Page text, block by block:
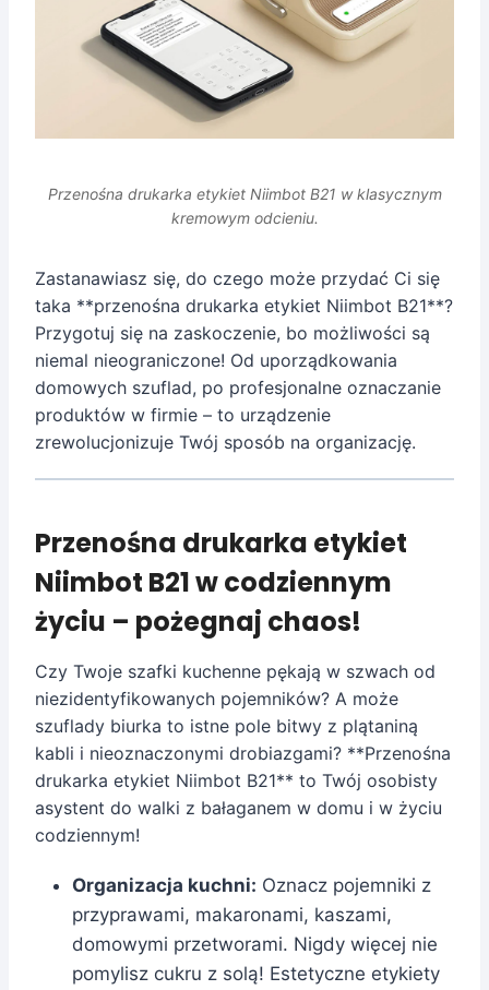
Przenośna drukarka etykiet Niimbot B21 w klasycznym
kremowym odcieniu.
Zastanawiasz się, do czego może przydać Ci się
taka **przenośna drukarka etykiet Niimbot B21**?
Przygotuj się na zaskoczenie, bo możliwości są
niemal nieograniczone! Od uporządkowania
domowych szuflad, po profesjonalne oznaczanie
produktów w firmie – to urządzenie
zrewolucjonizuje Twój sposób na organizację.
Przenośna drukarka etykiet
Niimbot B21 w codziennym
życiu – pożegnaj chaos!
Czy Twoje szafki kuchenne pękają w szwach od
niezidentyfikowanych pojemników? A może
szuflady biurka to istne pole bitwy z plątaniną
kabli i nieoznaczonymi drobiazgami? **Przenośna
drukarka etykiet Niimbot B21** to Twój osobisty
asystent do walki z bałaganem w domu i w życiu
codziennym!
Organizacja kuchni: Oznacz pojemniki z
przyprawami, makaronami, kaszami,
domowymi przetworami. Nigdy więcej nie
pomylisz cukru z solą! Estetyczne etykiety